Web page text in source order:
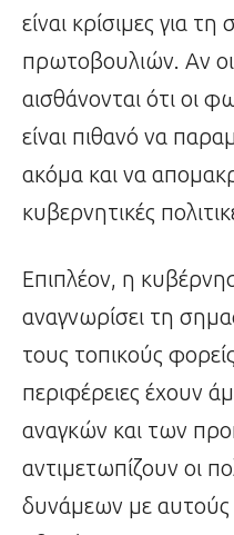
είναι κρίσιμες για
πρωτοβουλιών. Αν οι
αισθάνονται ότι οι
είναι πιθανό να
ακόμα και να
κυβερνητικές
Επιπλέον, η
αναγνωρίσει τη
τους τοπικούς
περιφέρειες έχουν
αναγκών και των
αντιμετωπίζουν οι
δυνάμεων με αυτούς